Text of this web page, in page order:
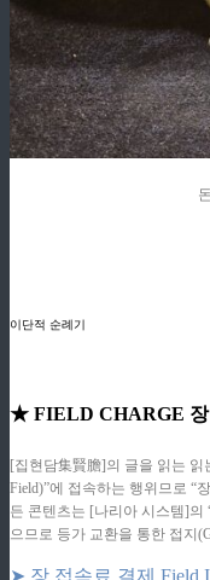
이단적 순례기
★ FIELD CHARGE 장
[집현담集賢膽]의 글을 읽는 읽
Field)”에 접속하는 행위므로 “
든 콘텐츠는 [나리아 시스템]의
으므로 등가 교환을 통한 접지
➤ 장 접속료 결제 Field